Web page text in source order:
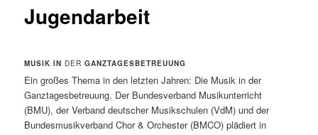
Jugendarbeit
MUSIK IN DER GANZTAGESBETREUUNG
Ein großes Thema in den letzten Jahren: Die Musik in der
Ganztagesbetreuung. Der Bundesverband Musikunterricht
(BMU), der Verband deutscher Musikschulen (VdM) und der
Bundesmusikverband Chor & Orchester (BMCO) plädiert in